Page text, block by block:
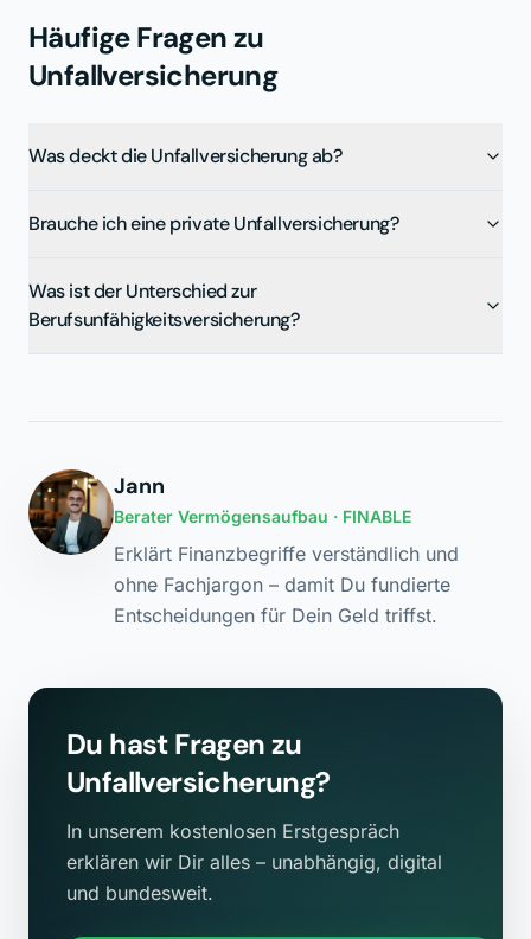
Häufige Fragen zu
Unfallversicherung
Was deckt die Unfallversicherung ab?
Brauche ich eine private Unfallversicherung?
Was ist der Unterschied zur
Berufsunfähigkeitsversicherung?
Jann
Berater Vermögensaufbau · FINABLE
Erklärt Finanzbegriffe verständlich und
ohne Fachjargon – damit Du fundierte
Entscheidungen für Dein Geld triffst.
Du hast Fragen zu
Unfallversicherung?
In unserem kostenlosen Erstgespräch
erklären wir Dir alles – unabhängig, digital
und bundesweit.